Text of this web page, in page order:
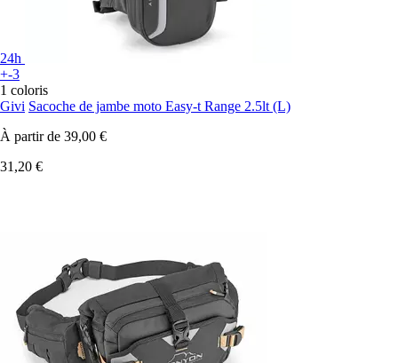
24h
+-3
1 coloris
Givi Sacoche de jambe moto Easy-t Range 2.5lt (L)
À partir de 39,00 €
31,20 €